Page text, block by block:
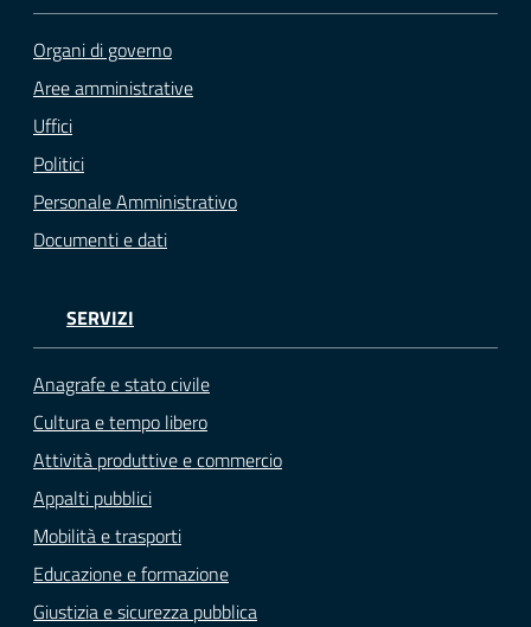
Organi di governo
Aree amministrative
Uffici
Politici
Personale Amministrativo
Documenti e dati
SERVIZI
Anagrafe e stato civile
Cultura e tempo libero
Attività produttive e commercio
Appalti pubblici
Mobilità e trasporti
Educazione e formazione
Giustizia e sicurezza pubblica